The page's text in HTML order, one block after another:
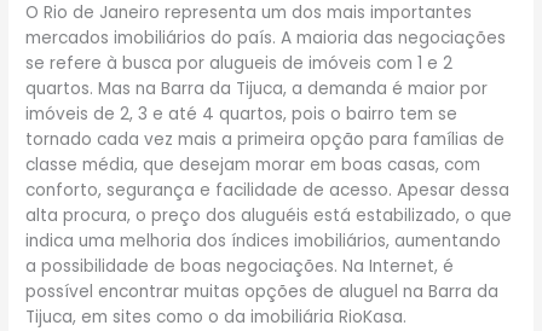
O Rio de Janeiro representa um dos mais importantes
mercados imobiliários do país. A maioria das negociações
se refere à busca por alugueis de imóveis com 1 e 2
quartos. Mas na Barra da Tijuca, a demanda é maior por
imóveis de 2, 3 e até 4 quartos, pois o bairro tem se
tornado cada vez mais a primeira opção para famílias de
classe média, que desejam morar em boas casas, com
conforto, segurança e facilidade de acesso. Apesar dessa
alta procura, o preço dos aluguéis está estabilizado, o que
indica uma melhoria dos índices imobiliários, aumentando
a possibilidade de boas negociações. Na Internet, é
possível encontrar muitas opções de aluguel na Barra da
Tijuca, em sites como o da imobiliária RioKasa.